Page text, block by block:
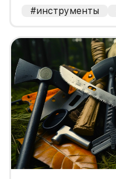
#инструменты